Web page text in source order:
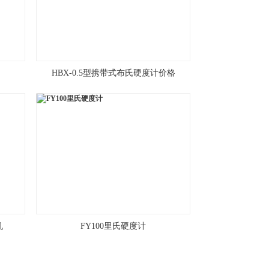
HBX-0.5型携带式布氏硬度计价格
FY100里氏硬度计